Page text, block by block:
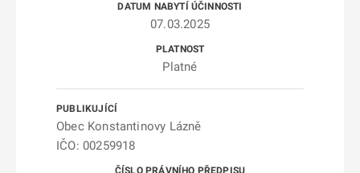
07.03.2025
Platné
Obec Konstantinovy Lázně
IČO: 00259918